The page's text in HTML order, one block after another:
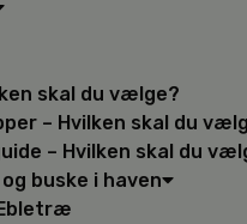
skal du vælge?
– Hvilken skal du
– Hvilken skal du
buske i haven